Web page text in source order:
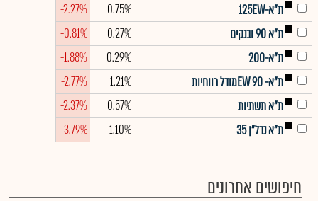
ת"א-125EW
0.75%
-2.27%
ת"א 90 ובנקים
0.27%
-0.81%
ת"א-200
0.29%
-1.88%
ת"א- EW 90מודל רווחיות
1.21%
-2.77%
ת"א תשתיות
0.57%
-2.37%
ת"א נדל"ן 35
1.10%
-3.79%
חיפושים אחרונים